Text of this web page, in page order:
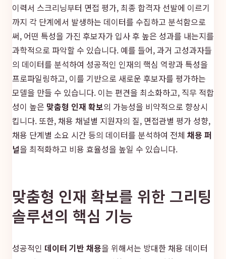
이력서 스크리닝부터 면접 평가, 최종 합격자 선발에 이르기
까지 각 단계에서 발생하는 데이터를 수집하고 분석함으로
써, 어떤 특성을 가진 후보자가 입사 후 높은 성과를 내는지를
과학적으로 파악할 수 있습니다. 예를 들어, 과거 고성과자들
의 데이터를 분석하여 성공적인 인재의 핵심 역량과 특성을
프로파일링하고, 이를 기반으로 새로운 후보자를 평가하는
모델을 만들 수 있습니다. 이는 편견을 최소화하고, 직무 적합
성이 높은 맞춤형 인재 확보의 가능성을 비약적으로 향상시
킵니다. 또한, 채용 채널별 지원자의 질, 면접관별 평가 성향,
채용 단계별 소요 시간 등의 데이터를 분석하여 전체 채용 퍼
널을 최적화하고 비용 효율성을 높일 수 있습니다.
맞춤형 인재 확보를 위한 그리팅
솔루션의 핵심 기능
성공적인 데이터 기반 채용을 위해서는 방대한 채용 데이터